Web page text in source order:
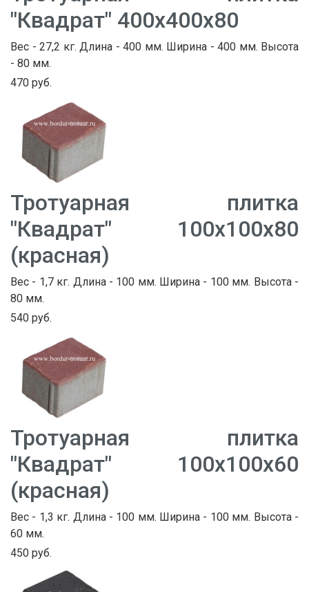
"Квадрат" 400х400х80
Вес - 27,2 кг. Длина - 400 мм. Ширина - 400 мм. Высота
- 80 мм.
470 руб.
Тротуарная плитка
"Квадрат" 100х100х80
(красная)
Вес - 1,7 кг. Длина - 100 мм. Ширина - 100 мм. Высота -
80 мм.
540 руб.
Тротуарная плитка
"Квадрат" 100х100х60
(красная)
Вес - 1,3 кг. Длина - 100 мм. Ширина - 100 мм. Высота -
60 мм.
450 руб.